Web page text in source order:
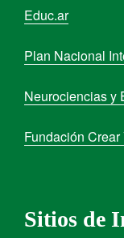
Educ.ar
Plan Nacional
Neurociencias y
Fundación
Sitios de